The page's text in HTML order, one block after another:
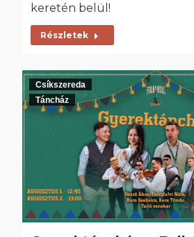
keretén belül!
Részletek
Csíkszereda
Táncház